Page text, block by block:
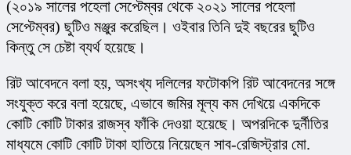
(২০১৯ সালের পহেলা সেপ্টেম্বর থেকে ২০২১ সালের পহেলা
সেপ্টেম্বর) ছুটিও মঞ্জুর করেছিল। ওইবার তিনি দুই বছরের ছুটিও
কিন্তু সে চেষ্টা ব্যর্থ হয়েছে।
রিট আবেদনে বলা হয়, অসংখ্য দলিলের ফটোকপি রিট আবেদনের সঙ্গে
সংযুক্ত করে বলা হয়েছে, এভাবে জমির মূল্য কম দেখিয়ে একদিকে
কোটি কোটি টাকার রাজস্ব ফাঁকি দেওয়া হয়েছে। অপরদিকে দুর্নীতির
মাধ্যমে কোটি কোটি টাকা হাতিয়ে নিয়েছেন সাব-রেজিস্ট্রার মো.